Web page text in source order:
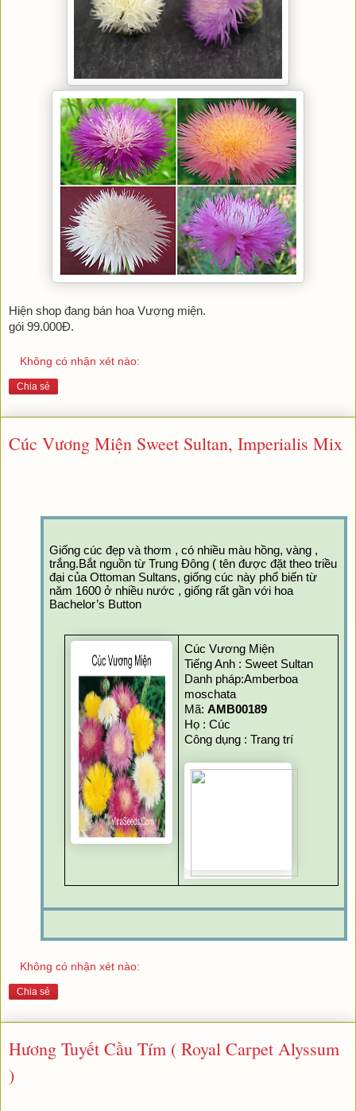
Hiện shop đang bán hoa Vượng miện.
gói 99.000Đ.
Không có nhận xét nào:
Chia sẻ
Cúc Vương Miện Sweet Sultan, Imperialis Mix
Giống cúc đẹp và thơm , có nhiều màu hồng, vàng ,
trắng.Bắt nguồn từ Trung Đông ( tên được đặt theo triều
đại của Ottoman Sultans, giống cúc này phổ biến từ
năm 1600 ở nhiều nước , giống rất gần với hoa
Bachelor’s Button
Cúc Vương Miện
Tiếng Anh : Sweet Sultan
Danh pháp:Amberboa
moschata
Mã: AMB00189
Họ : Cúc
Công dụng : Trang trí
Không có nhận xét nào:
Chia sẻ
Hương Tuyết Cầu Tím ( Royal Carpet Alyssum
)